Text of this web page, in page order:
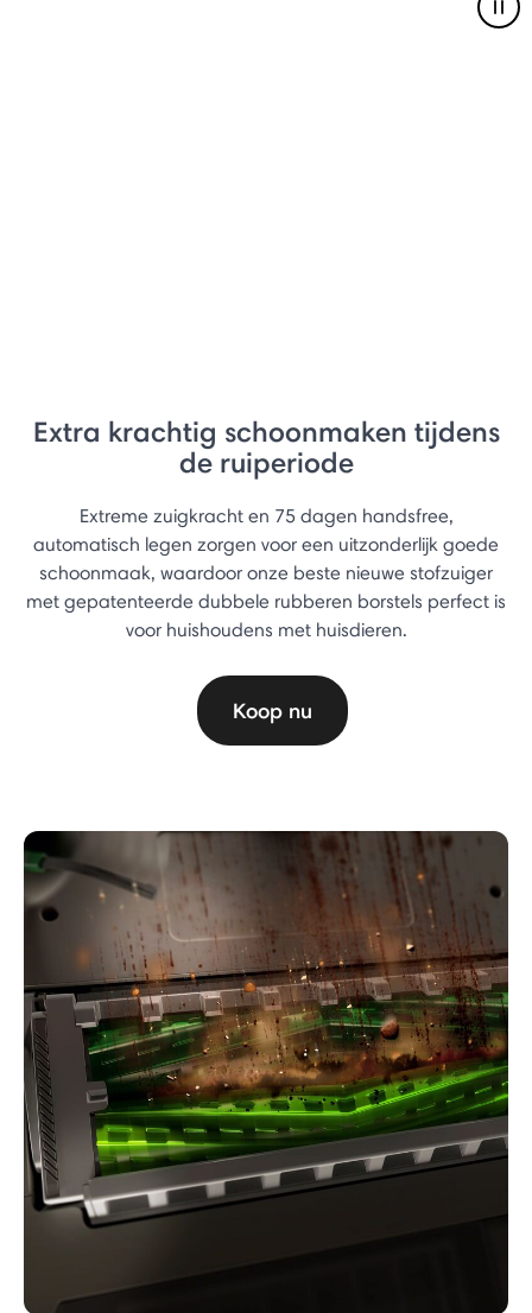
Extra krachtig schoonmaken tijdens
de ruiperiode
Extreme zuigkracht en 75 dagen handsfree,
automatisch legen zorgen voor een uitzonderlijk goede
schoonmaak, waardoor onze beste nieuwe stofzuiger
met gepatenteerde dubbele rubberen borstels perfect is
voor huishoudens met huisdieren.
Koop nu